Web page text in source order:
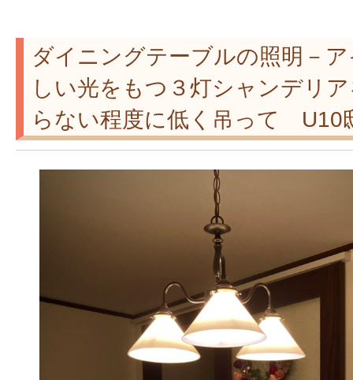
ダイニングテーブルの照明－
しい光をもつ３灯シャンデリ
らない程度に低く吊って U10